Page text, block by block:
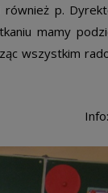
również p.
mamy
wszystkim